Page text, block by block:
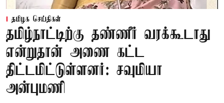
தமிழக செய்திகள்
தமிழ்நாட்டிற்கு தண்ணீர் வரக்கூடாது
என்றுதான் அணை கட்ட
திட்டமிட்டுள்ளனர்: சவுமியா
அன்புமணி